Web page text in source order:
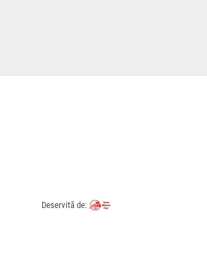
Deservită de: